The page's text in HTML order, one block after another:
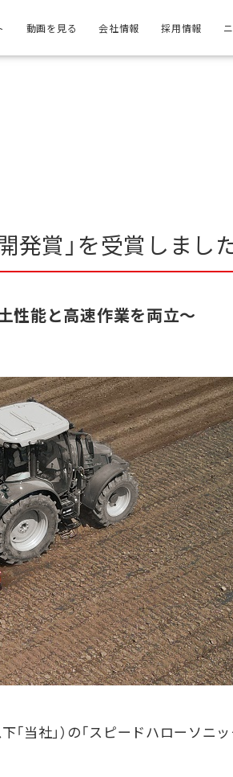
動画を見る 会社情報 採用情報
発賞」を受賞しまし
性能と高速作業を両立～
当社」）の「スピードハローソニ